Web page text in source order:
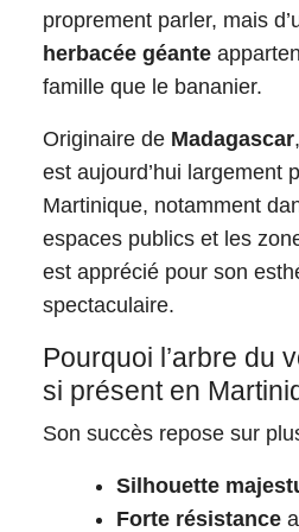
proprement parler, mais
herbacée géante
famille que le bananier.
Originaire de Madagascar
est aujourd’hui largement
Martinique, notamment
espaces publics et les
est apprécié pour son
spectaculaire.
Pourquoi l’arbre du
si présent en
Son succès repose sur
Silhouette
Forte résistance